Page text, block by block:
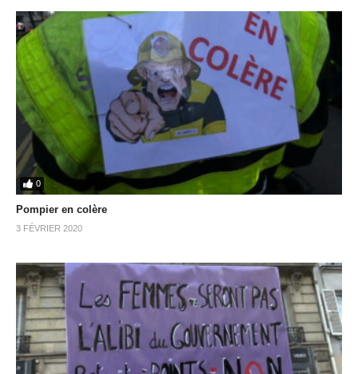
0
Pompier en colère
3 FÉVRIER 2020